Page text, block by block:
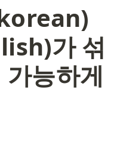
가 섞
능하게